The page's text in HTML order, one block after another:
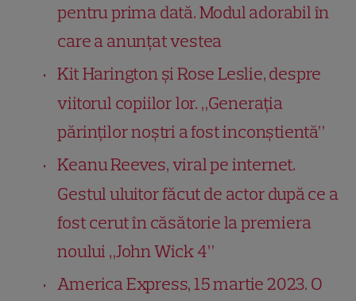
pentru prima dată. Modul adorabil în
care a anunțat vestea
Kit Harington și Rose Leslie, despre
viitorul copiilor lor. „Generația
părinților noștri a fost inconștientă”
Keanu Reeves, viral pe internet.
Gestul uluitor făcut de actor după ce a
fost cerut în căsătorie la premiera
noului „John Wick 4”
America Express, 15 martie 2023. O